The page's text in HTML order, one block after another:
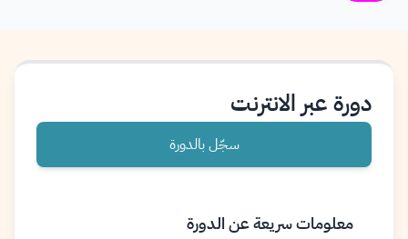
دورة عبر الانترنت
سجّل بالدورة
معلومات سريعة عن الدورة